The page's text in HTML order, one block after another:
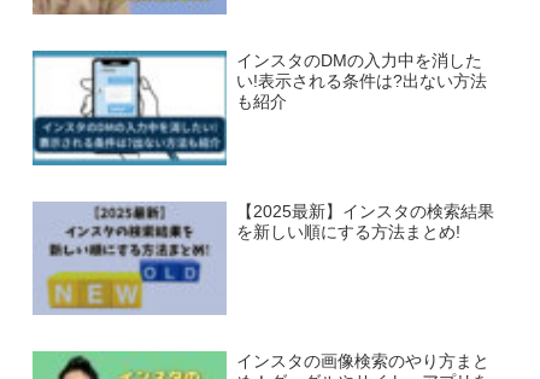
インスタのDMの入力中を消した
い!表示される条件は?出ない方法
も紹介
【2025最新】インスタの検索結果
を新しい順にする方法まとめ!
インスタの画像検索のやり方まと